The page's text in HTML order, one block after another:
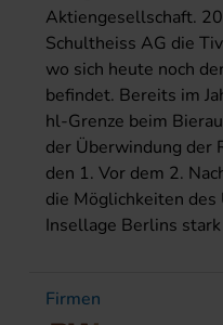
Aktiengesellschaft.
Schultheiss AG die
wo sich heute noch
befindet. Bereits im
hl-Grenze beim
der Überwindung der
den 1. Vor dem 2.
die Möglichkeiten
Insellage Berlins
Firmen